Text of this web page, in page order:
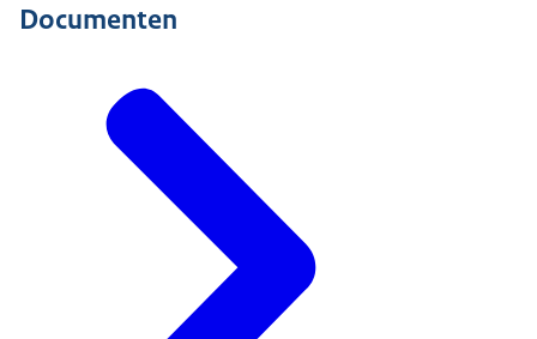
Documenten